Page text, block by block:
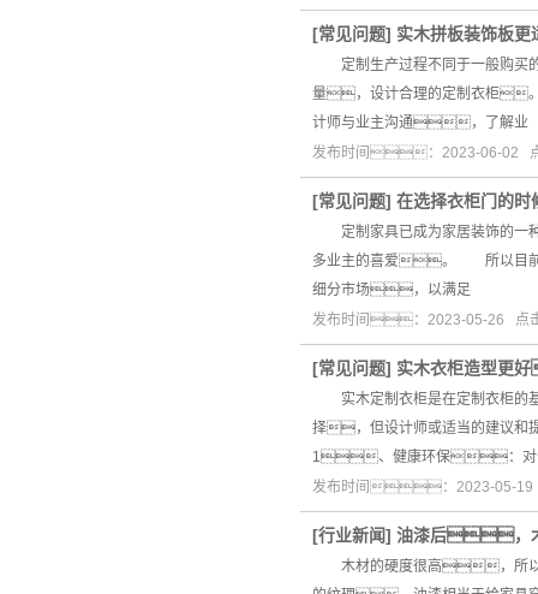
[常见问题] 实木拼板装饰板更
定制生产过程不同于一般购买
量，设计合理的定制衣柜
计师与业主沟通，了解业
发布时间：2023-06-02
[常见问题] 在选择衣柜门的
定制家具已成为家居装饰的一
多业主的喜爱。 所以目前
细分市场，以满足
发布时间：2023-05-26 点
[常见问题] 实木衣柜造型更
实木定制衣柜是在定制衣柜的
择，但设计师或适当的建
1、健康环保：对
发布时间：2023-05-
[行业新闻] 油漆后，木
木材的硬度很高，所以